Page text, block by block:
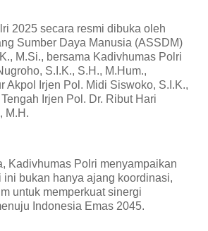
2025 secara resmi dibuka oleh
Sumber Daya Manusia (ASSDM)
M.Si., bersama Kadivhumas Polri
S.I.K., S.H., M.Hum.,
Akpol Irjen Pol. Midi Siswoko, S.I.K.,
Irjen Pol. Dr. Ribut Hari
M.H.
Kadivhumas Polri menyampaikan
ini bukan hanya ajang koordinasi,
untuk memperkuat sinergi
Indonesia Emas 2045.